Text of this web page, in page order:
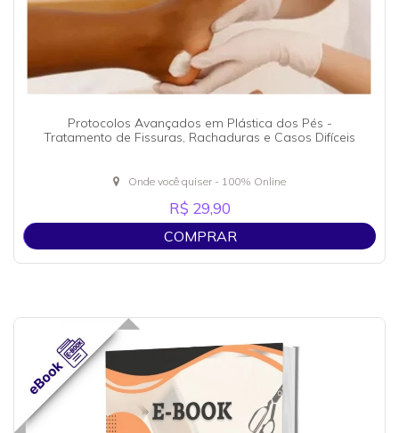
Protocolos Avançados em Plástica dos Pés -
Tratamento de Fissuras, Rachaduras e Casos Difíceis
Onde você quiser - 100% Online
R$ 29,90
COMPRAR